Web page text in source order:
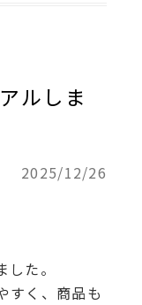
ルしま
2025/12/26
た。
すく、商品も